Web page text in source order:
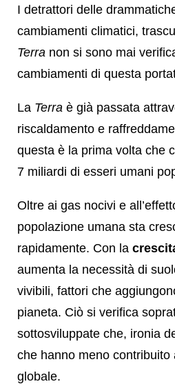
I detrattori delle
cambiamenti climatici,
Terra non si sono mai
cambiamenti di questa
La Terra è già passata
riscaldamento e
questa è la prima volta che
7 miliardi di esseri umani
Oltre ai gas nocivi e
popolazione umana sta
rapidamente. Con la
aumenta la necessità di
vivibili, fattori che
pianeta. Ciò si verifica
sottosviluppate che, ironia
che hanno meno contribuito
globale.